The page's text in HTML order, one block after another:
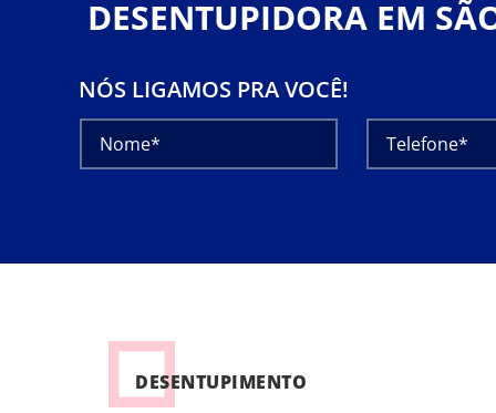
DESENTUPIDORA EM
NÓS LIGAMOS PRA VOCÊ!
DESENTUPIMENTO